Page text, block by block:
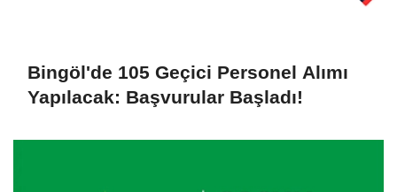
Bingöl'de 105 Geçici Personel Alımı
Yapılacak: Başvurular Başladı!